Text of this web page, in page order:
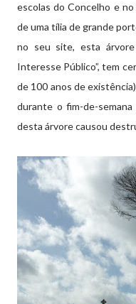
escolas do Concelho e
de uma tília de grande
no seu site, esta árvore
Interesse Público”, tem
de 100 anos de
durante o fim-de-
desta árvore causou